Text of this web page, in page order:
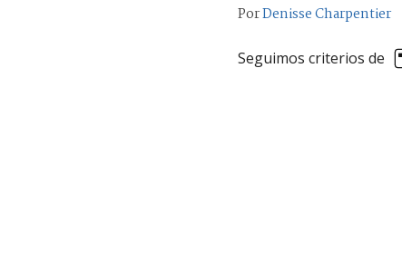
PorDenisse Charpentier
Seguimos criterios de